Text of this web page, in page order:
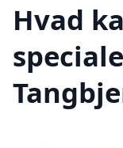
Hvad